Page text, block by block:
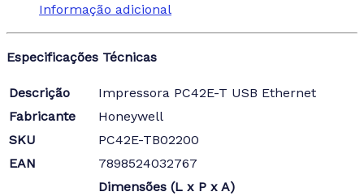
Informação adicional
Especificações Técnicas
Descrição
Impressora PC42E-T USB Ethernet
Fabricante
Honeywell
SKU
PC42E-TB02200
EAN
7898524032767
Dimensões (L x P x A)